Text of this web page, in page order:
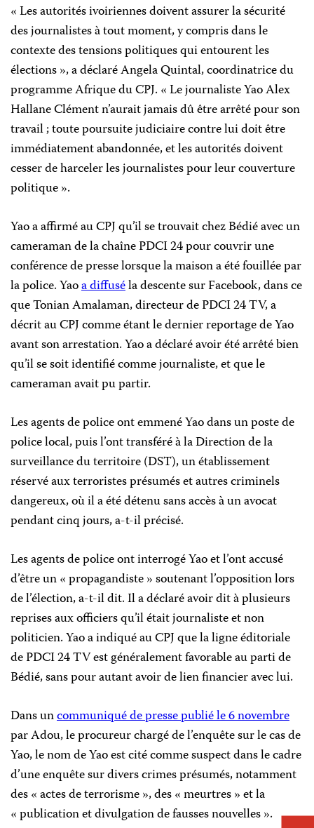
« Les autorités ivoiriennes doivent assurer la sécurité
des journalistes à tout moment, y compris dans le
contexte des tensions politiques qui entourent les
élections », a déclaré Angela Quintal, coordinatrice du
programme Afrique du CPJ. « Le journaliste Yao Alex
Hallane Clément n’aurait jamais dû être arrêté pour son
travail ; toute poursuite judiciaire contre lui doit être
immédiatement abandonnée, et les autorités doivent
cesser de harceler les journalistes pour leur couverture
politique ».
Yao a affirmé au CPJ qu’il se trouvait chez Bédié avec un
cameraman de la chaîne PDCI 24 pour couvrir une
conférence de presse lorsque la maison a été fouillée par
la police. Yaoa diffuséla descente sur Facebook, dans ce
que Tonian Amalaman, directeur de PDCI 24 TV, a
décrit au CPJ comme étant le dernier reportage de Yao
avant son arrestation. Yao a déclaré avoir été arrêté bien
qu’il se soit identifié comme journaliste, et que le
cameraman avait pu partir.
Les agents de police ont emmené Yao dans un poste de
police local, puis l’ont transféré à la Direction de la
surveillance du territoire (DST), un établissement
réservé aux terroristes présumés et autres criminels
dangereux, où il a été détenu sans accès à un avocat
pendant cinq jours, a-t-il précisé.
Les agents de police ont interrogé Yao et l’ont accusé
d’être un « propagandiste » soutenant l’opposition lors
de l’élection, a-t-il dit. Il a déclaré avoir dit à plusieurs
reprises aux officiers qu’il était journaliste et non
politicien. Yao a indiqué au CPJ que la ligne éditoriale
de PDCI 24 TV est généralement favorable au parti de
Bédié, sans pour autant avoir de lien financier avec lui.
Dans uncommuniqué de presse publié le 6 novembre
par Adou, le procureur chargé de l’enquête sur le cas de
Yao, le nom de Yao est cité comme suspect dans le cadre
d’une enquête sur divers crimes présumés, notamment
des « actes de terrorisme », des « meurtres » et la
« publication et divulgation de fausses nouvelles ».